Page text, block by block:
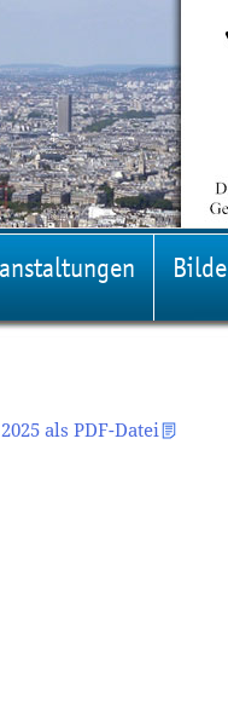
als PDF-Datei